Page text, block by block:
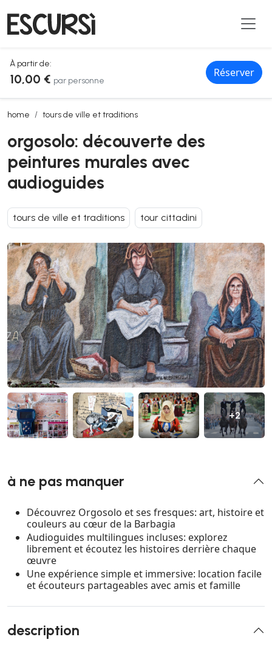
À partir de:
10,00 € par personne
Réserver
home tours de ville et traditions
orgosolo: découverte des peintures murales avec audioguides
orgosolo: découverte des
peintures murales avec
audioguides
tours de ville et traditions tour cittadini
+2
à ne pas manquer
Découvrez Orgosolo et ses fresques: art, histoire et
couleurs au cœur de la Barbagia
Audioguides multilingues incluses: explorez
librement et écoutez les histoires derrière chaque
œuvre
Une expérience simple et immersive: location facile
et écouteurs partageables avec amis et famille
description